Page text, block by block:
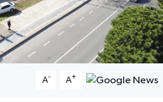
A- A+